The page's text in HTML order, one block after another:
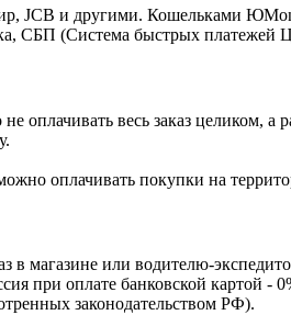
JCB и другими. Кошельками
СБП (Система быстрых платежей
оплачивать весь заказ целиком,
оплачивать покупки на
в магазине или водителю-
при оплате банковской картой
законодательством РФ).